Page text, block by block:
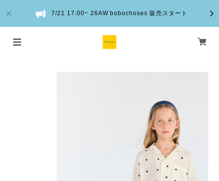
7/21 17:00~ 26AW bobochoses 販売スタート